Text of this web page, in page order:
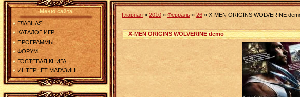
Меню сайта
ГЛАВНАЯ
КАТАЛОГ ИГР
ПРОГРАММЫ
ФОРУМ
ГОСТЕВАЯ КНИГА
ИНТЕРНЕТ МАГАЗИН
Главная » 2010 » Февраль » 26 » X-MEN ORIGINS WOLVERINE
X-MEN ORIGINS WOLVERINE demo